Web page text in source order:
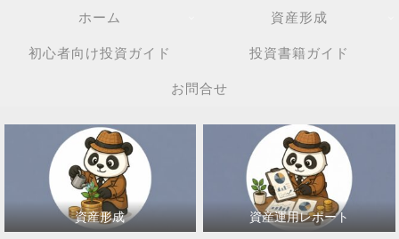
ホーム 資産形成
初心者向け投資ガイド 投資書籍ガイド
お問合せ
資産形成 資産運用レポート